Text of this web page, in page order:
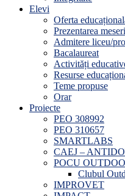
Elevi
Oferta
Prezentarea
Admitere liceu/
Bacalaureat
Activități
Resurse
Teme propuse
Orar
Proiecte
PEO 308992
PEO 310657
SMARTLABS
CAEJ –
POCU
Clubul
IMPROVET